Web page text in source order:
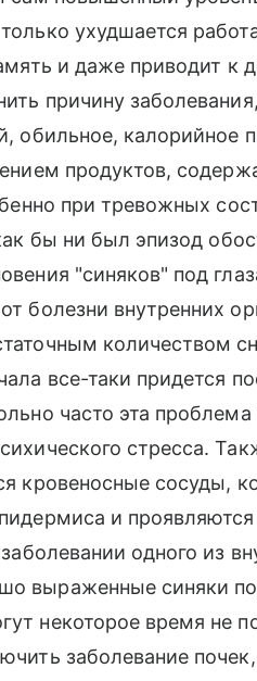
ухудшается
и даже приводит к
причину
обильное, калорийное
продуктов,
при тревожных
бы ни был эпизод
"синяков" под
болезни внутренних
количеством
все-таки придется
часто эта
стресса.
кровеносные сосуды,
и
одного из
выраженные синяки
некоторое время не
заболевание